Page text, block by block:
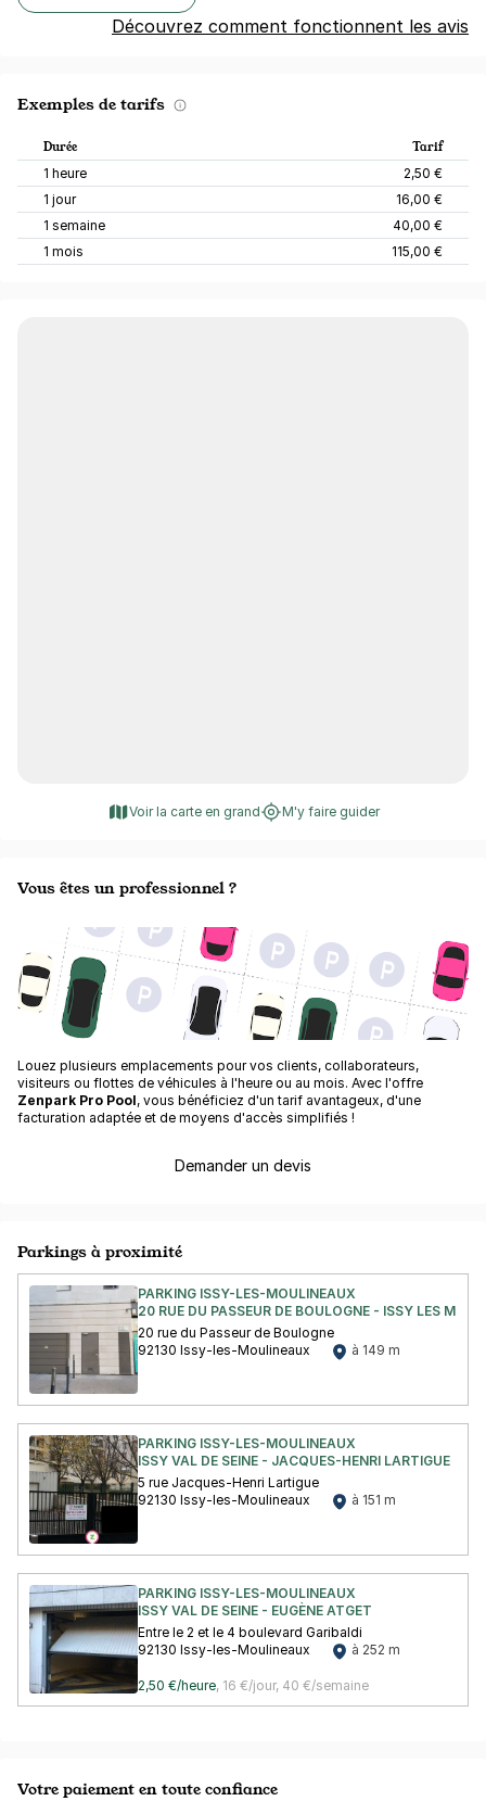
Découvrez comment fonctionnent les avis
Exemples de tarifs
Durée Tarif
1 heure
2,50 €
1 jour
16,00 €
1 semaine
40,00 €
1 mois
115,00 €
Voir la carte en grand M'y faire guider
Vous êtes un professionnel ?
Louez plusieurs emplacements pour vos clients, collaborateurs,
visiteurs ou flottes de véhicules à l'heure ou au mois. Avec l'offre
Zenpark Pro Pool, vous bénéficiez d'un tarif avantageux, d'une
facturation adaptée et de moyens d'accès simplifiés !
Demander un devis
Parkings à proximité
PARKING ISSY-LES-MOULINEAUX
20 RUE DU PASSEUR DE BOULOGNE - ISSY LES
20 rue du Passeur de Boulogne
92130 Issy-les-Moulineaux
à 149 m
PARKING ISSY-LES-MOULINEAUX
ISSY VAL DE SEINE - JACQUES-HENRI LARTIGUE
5 rue Jacques-Henri Lartigue
92130 Issy-les-Moulineaux
à 151 m
PARKING ISSY-LES-MOULINEAUX
ISSY VAL DE SEINE - EUGÈNE ATGET
Entre le 2 et le 4 boulevard Garibaldi
92130 Issy-les-Moulineaux
à 252 m
2,50 €/heure, 16 €/jour, 40 €/semaine
Votre paiement en toute confiance